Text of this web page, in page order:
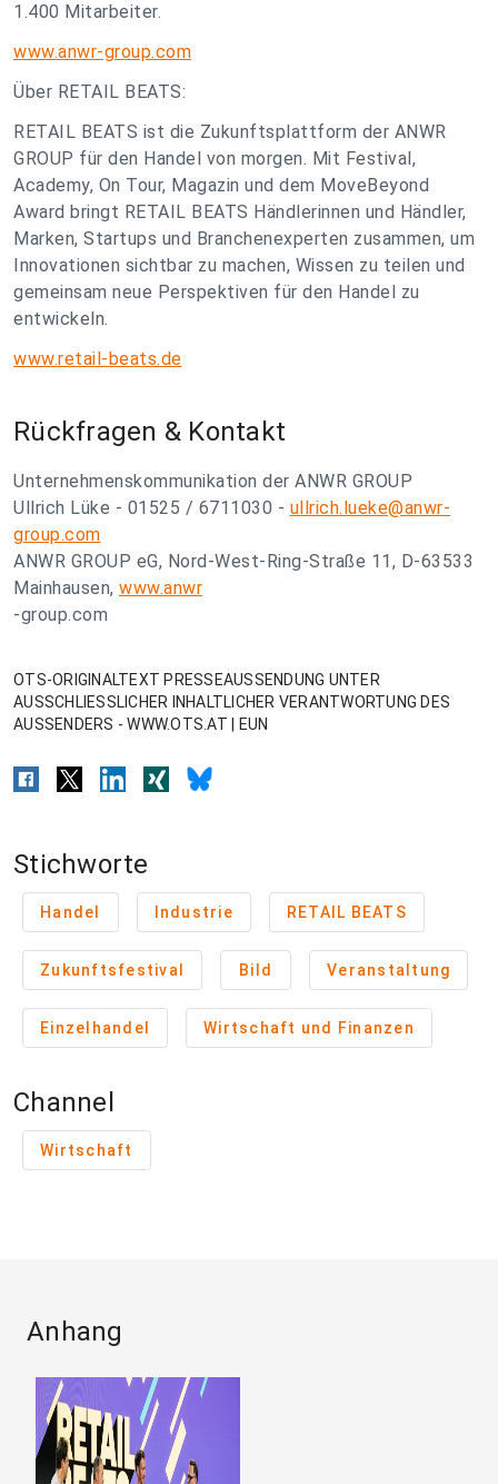
1.400 Mitarbeiter.
www.anwr-group.com
Über RETAIL BEATS:
RETAIL BEATS ist die Zukunftsplattform der ANWR
GROUP für den Handel von morgen. Mit Festival,
Academy, On Tour, Magazin und dem MoveBeyond
Award bringt RETAIL BEATS Händlerinnen und Händler,
Marken, Startups und Branchenexperten zusammen, um
Innovationen sichtbar zu machen, Wissen zu teilen und
gemeinsam neue Perspektiven für den Handel zu
entwickeln.
www.retail-beats.de
Rückfragen & Kontakt
Unternehmenskommunikation der ANWR GROUP
Ullrich Lüke - 01525 / 6711030 - ullrich.lueke@anwr-
group.com
ANWR GROUP eG, Nord-West-Ring-Straße 11, D-63533
Mainhausen, www.anwr
-group.com
OTS-ORIGINALTEXT PRESSEAUSSENDUNG UNTER
AUSSCHLIESSLICHER INHALTLICHER VERANTWORTUNG DES
AUSSENDERS - WWW.OTS.AT | EUN
Stichworte
Handel Industrie RETAIL BEATS
Zukunftsfestival Bild Veranstaltung
Einzelhandel Wirtschaft und Finanzen
Channel
Wirtschaft
Anhang